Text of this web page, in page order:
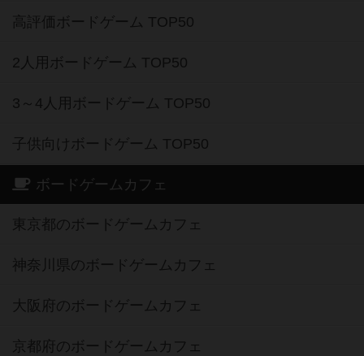
高評価ボードゲーム TOP50
2人用ボードゲーム TOP50
3～4人用ボードゲーム TOP50
子供向けボードゲーム TOP50
ボードゲームカフェ
東京都のボードゲームカフェ
神奈川県のボードゲームカフェ
大阪府のボードゲームカフェ
京都府のボードゲームカフェ